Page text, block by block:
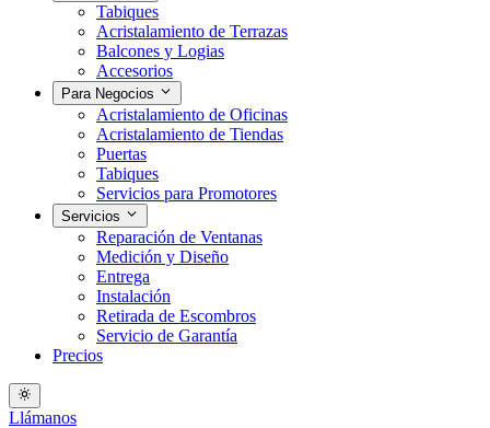
Tabiques
Acristalamiento de Terrazas
Balcones y Logias
Accesorios
Para Negocios
Acristalamiento de Oficinas
Acristalamiento de Tiendas
Puertas
Tabiques
Servicios para Promotores
Servicios
Reparación de Ventanas
Medición y Diseño
Entrega
Instalación
Retirada de Escombros
Servicio de Garantía
Precios
Llámanos